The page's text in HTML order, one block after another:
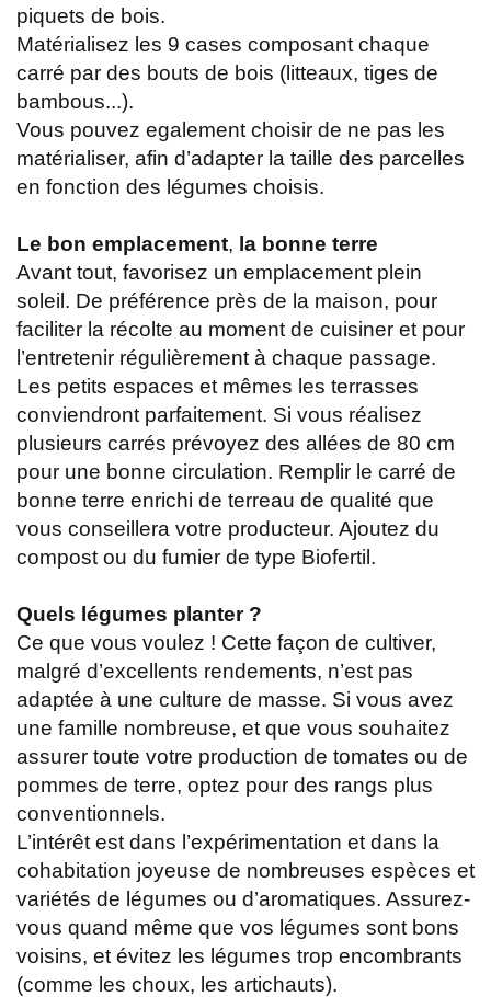
piquets de bois.
Matérialisez les 9 cases composant chaque
carré par des bouts de bois (litteaux, tiges de
bambous...).
Vous pouvez egalement choisir de ne pas les
matérialiser, afin d’adapter la taille des parcelles
en fonction des légumes choisis.
Le bon emplacement, la bonne terre
Avant tout, favorisez un emplacement plein
soleil. De préférence près de la maison, pour
faciliter la récolte au moment de cuisiner et pour
l’entretenir régulièrement à chaque passage.
Les petits espaces et mêmes les terrasses
conviendront parfaitement. Si vous réalisez
plusieurs carrés prévoyez des allées de 80 cm
pour une bonne circulation. Remplir le carré de
bonne terre enrichi de terreau de qualité que
vous conseillera votre producteur. Ajoutez du
compost ou du fumier de type Biofertil.
Quels légumes planter ?
Ce que vous voulez ! Cette façon de cultiver,
malgré d’excellents rendements, n’est pas
adaptée à une culture de masse. Si vous avez
une famille nombreuse, et que vous souhaitez
assurer toute votre production de tomates ou de
pommes de terre, optez pour des rangs plus
conventionnels.
L’intérêt est dans l’expérimentation et dans la
cohabitation joyeuse de nombreuses espèces et
variétés de légumes ou d’aromatiques. Assurez-
vous quand même que vos légumes sont bons
voisins, et évitez les légumes trop encombrants
(comme les choux, les artichauts).